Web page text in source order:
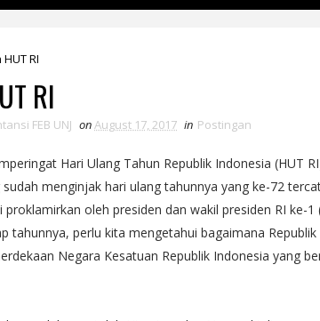
RI
RI
FEB UNJ onAugust 17, 2017 in Postingan
Hari Ulang Tahun Republik Indonesia (HUT
menginjak hari ulang tahunnya yang ke-72
oleh presiden dan wakil presiden RI ke-1
tahunnya, perlu kita mengetahui bagaimana
Negara Kesatuan Republik Indonesia yang